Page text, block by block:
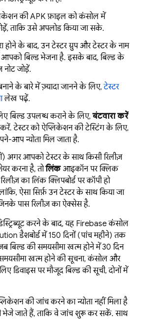
की APK फ़ाइल को कंसोल में
ताकि उसे अपलोड किया जा सके.
होने के बाद, उन टेस्टर ग्रुप और टेस्टर के नाम
आपको बिल्ड भेजना है. इसके बाद, बिल्ड के
नोट जोड़ें.
के बारे में ज़्यादा जानने के लिए,टेस्टर
लेख पढ़ें.
बिल्ड उपलब्ध कराने के लिए,बंटवारा करें
टेस्टर को ऐप्लिकेशन की टेस्टिंग के लिए,
आप न्योता मिल जाता है.
अगर आपको टेस्टर के साथ किसी रिलीज़
करना है, तोलिंकआइकॉन पर क्लिक
का लिंक क्लिपबोर्ड पर कॉपी हो
ऐसा सिर्फ़ उन टेस्टर के साथ किया जा
पास रिलीज़ का ऐक्सेस है.
करने के बाद, यह Firebaseकंसोल
डैशबोर्ड में 150 दिनों (पांच महीने) तक
बिल्ड की समयसीमा खत्म होने में 30 दिन
खत्म होने की सूचना, कंसोल और
डिवाइस पर मौजूद बिल्ड की सूची, दोनों में
की जांच करने का न्योता नहीं मिला है
भेजे जाते हैं, ताकि वे जांच शुरू कर सकें. साथ